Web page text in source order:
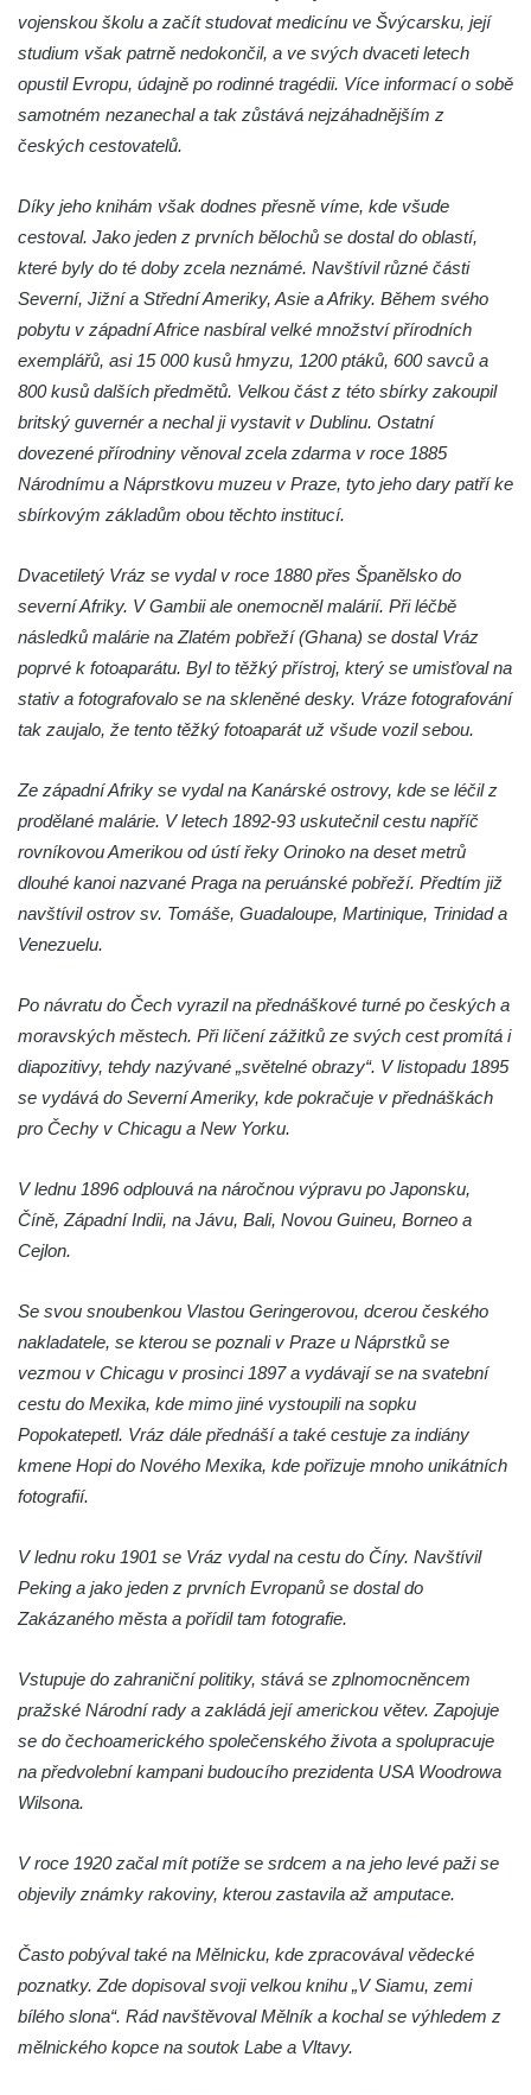
Rozhledna Kaňk (Havířská bouda) u Kutné
Hory
Rozhledna Rumburak
Rozhledna Bismarckturm v Neugersdorfu
Maják (a muzeum) Járy Cimrmana
Rozhledna Štěpánka
Rozhledna Bohušův vrch u Plané
Rozhledna Strážný vrch
Rozhledna Klínovec
Rozhledna Bučina
Rozhledna Erbenova vyhlídka v Ústí nad
Labem
Rozhledna Krudum
Czorneboh – polorozhledna
Rozhledna Strážný vrch u Merboltic
Rozhledna Kohout u Valkeřic
Rozhledna na Svatém vrchu v Kadani
Cimrmanova nejnižší rozhledna na světě v
Rozhledna Varhošť u Litoměřic
Rozhledna Ungerberg (Prinz-Georg-Turm)
Rozhledna Prinz-Friedrich-August-Turm
Stříbrníku
Vyhlídka Belvedér
Rozhledna Weifberg
Rozhledna Krásno (Schönfeld)
Rozhledna Na Stráži (Sloup v Čechách)
Rozhledna Diana v Karlových Varech
Rozhledna Slovanka
Rozhledna Královka
Špičák u Varnsdorfu (Spitzberg)
Rozhledna Dymník (aneb Augustova věž)
Rozhledna Semenec u Týna nad Vltavou
Rozhledna Sokolí vrch
Rozhledna Císařský kámen
Rozhledna Kopanina
Krušných horách
vojenskou školu a začít studovat medicínu ve Švýcarsku, její
studium však patrně nedokončil, a ve svých dvaceti letech
opustil Evropu, údajně po rodinné tragédii. Více informací o sobě
samotném nezanechal a tak zůstává nejzáhadnějším z
českých cestovatelů.
Díky jeho knihám však dodnes přesně víme, kde všude
cestoval. Jako jeden z prvních bělochů se dostal do oblastí,
které byly do té doby zcela neznámé. Navštívil různé části
Severní, Jižní a Střední Ameriky, Asie a Afriky. Během svého
pobytu v západní Africe nasbíral velké množství přírodních
exemplářů, asi 15 000 kusů hmyzu, 1200 ptáků, 600 savců a
800 kusů dalších předmětů. Velkou část z této sbírky zakoupil
britský guvernér a nechal ji vystavit v Dublinu. Ostatní
dovezené přírodniny věnoval zcela zdarma v roce 1885
Národnímu a Náprstkovu muzeu v Praze, tyto jeho dary patří ke
sbírkovým základům obou těchto institucí.
Dvacetiletý Vráz se vydal v roce 1880 přes Španělsko do
severní Afriky. V Gambii ale onemocněl malárií. Při léčbě
následků malárie na Zlatém pobřeží (Ghana) se dostal Vráz
poprvé k fotoaparátu. Byl to těžký přístroj, který se umisťoval na
stativ a fotografovalo se na skleněné desky. Vráze fotografování
tak zaujalo, že tento těžký fotoaparát už všude vozil sebou.
Ze západní Afriky se vydal na Kanárské ostrovy, kde se léčil z
prodělané malárie. V letech 1892-93 uskutečnil cestu napříč
rovníkovou Amerikou od ústí řeky Orinoko na deset metrů
dlouhé kanoi nazvané Praga na peruánské pobřeží. Předtím již
navštívil ostrov sv. Tomáše, Guadaloupe, Martinique, Trinidad a
Venezuelu.
Po návratu do Čech vyrazil na přednáškové turné po českých a
moravských městech. Při líčení zážitků ze svých cest promítá i
diapozitivy, tehdy nazývané „světelné obrazy“. V listopadu 1895
se vydává do Severní Ameriky, kde pokračuje v přednáškách
pro Čechy v Chicagu a New Yorku.
V lednu 1896 odplouvá na náročnou výpravu po Japonsku,
Číně, Západní Indii, na Jávu, Bali, Novou Guineu, Borneo a
Cejlon.
Se svou snoubenkou Vlastou Geringerovou, dcerou českého
nakladatele, se kterou se poznali v Praze u Náprstků se
vezmou v Chicagu v prosinci 1897 a vydávají se na svatební
cestu do Mexika, kde mimo jiné vystoupili na sopku
Popokatepetl. Vráz dále přednáší a také cestuje za indiány
kmene Hopi do Nového Mexika, kde pořizuje mnoho unikátních
fotografií.
V lednu roku 1901 se Vráz vydal na cestu do Číny. Navštívil
Peking a jako jeden z prvních Evropanů se dostal do
Zakázaného města a pořídil tam fotografie.
Vstupuje do zahraniční politiky, stává se zplnomocněncem
pražské Národní rady a zakládá její americkou větev. Zapojuje
se do čechoamerického společenského života a spolupracuje
na předvolební kampani budoucího prezidenta USA Woodrowa
Wilsona.
V roce 1920 začal mít potíže se srdcem a na jeho levé paži se
objevily známky rakoviny, kterou zastavila až amputace.
Často pobýval také na Mělnicku, kde zpracovával vědecké
poznatky. Zde dopisoval svoji velkou knihu „V Siamu, zemi
bílého slona“. Rád navštěvoval Mělník a kochal se výhledem z
mělnického kopce na soutok Labe a Vltavy.